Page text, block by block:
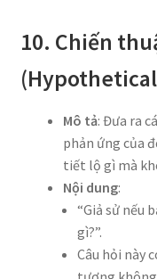
10. Chiến
Mô tả: Đưa ra
phản ứng của
tiết lộ gì mà
Nội dung:
“Giả sử nếu
gì?”.
Câu hỏi này